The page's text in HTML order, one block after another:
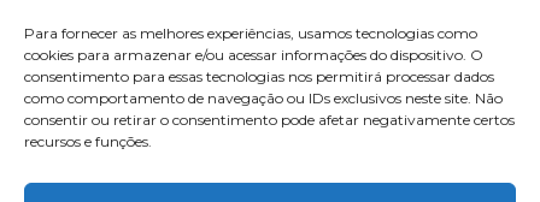
Para fornecer as melhores experiências, usamos tecnologias como
cookies para armazenar e/ou acessar informações do dispositivo. O
consentimento para essas tecnologias nos permitirá processar dados
como comportamento de navegação ou IDs exclusivos neste site. Não
consentir ou retirar o consentimento pode afetar negativamente certos
recursos e funções.
Diretoria
FOTOS
Webmail
Artigos
Escritores do Sistema